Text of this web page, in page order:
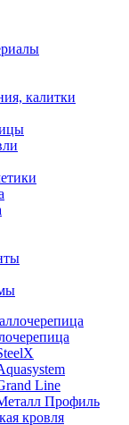
калитки
Line
Профиль